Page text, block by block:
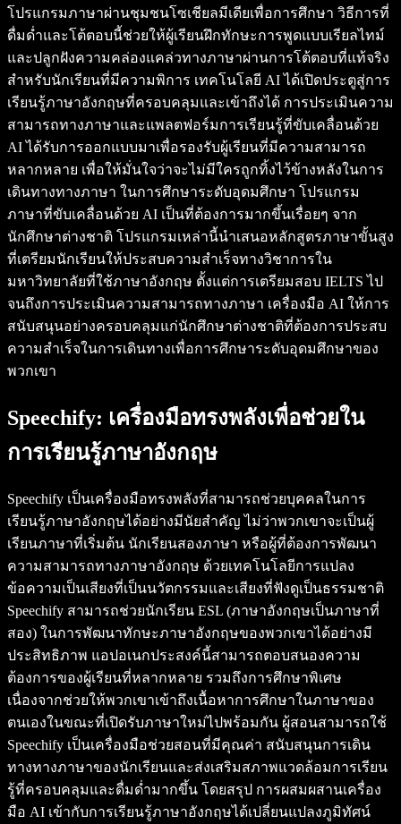
โปรแกรมภาษาผ่านชุมชนโซเชียลมีเดียเพื่อการศึกษา วิธีการที่
ดื่มด่ำและโต้ตอบนี้ช่วยให้ผู้เรียนฝึกทักษะการพูดแบบเรียลไทม์
และปลูกฝังความคล่องแคล่วทางภาษาผ่านการโต้ตอบที่แท้จริง
สำหรับนักเรียนที่มีความพิการ เทคโนโลยี AI ได้เปิดประตูสู่การ
เรียนรู้ภาษาอังกฤษที่ครอบคลุมและเข้าถึงได้ การประเมินความ
สามารถทางภาษาและแพลตฟอร์มการเรียนรู้ที่ขับเคลื่อนด้วย
AI ได้รับการออกแบบมาเพื่อรองรับผู้เรียนที่มีความสามารถ
หลากหลาย เพื่อให้มั่นใจว่าจะไม่มีใครถูกทิ้งไว้ข้างหลังในการ
เดินทางทางภาษา ในการศึกษาระดับอุดมศึกษา โปรแกรม
ภาษาที่ขับเคลื่อนด้วย AI เป็นที่ต้องการมากขึ้นเรื่อยๆ จาก
นักศึกษาต่างชาติ โปรแกรมเหล่านี้นำเสนอหลักสูตรภาษาขั้นสูง
ที่เตรียมนักเรียนให้ประสบความสำเร็จทางวิชาการใน
มหาวิทยาลัยที่ใช้ภาษาอังกฤษ ตั้งแต่การเตรียมสอบ IELTS ไป
จนถึงการประเมินความสามารถทางภาษา เครื่องมือ AI ให้การ
สนับสนุนอย่างครอบคลุมแก่นักศึกษาต่างชาติที่ต้องการประสบ
ความสำเร็จในการเดินทางเพื่อการศึกษาระดับอุดมศึกษาของ
พวกเขา
Speechify: เครื่องมือทรงพลังเพื่อช่วยใน
การเรียนรู้ภาษาอังกฤษ
Speechify เป็นเครื่องมือทรงพลังที่สามารถช่วยบุคคลในการ
เรียนรู้ภาษาอังกฤษได้อย่างมีนัยสำคัญ ไม่ว่าพวกเขาจะเป็นผู้
เรียนภาษาที่เริ่มต้น นักเรียนสองภาษา หรือผู้ที่ต้องการพัฒนา
ความสามารถทางภาษาอังกฤษ ด้วยเทคโนโลยีการแปลง
ข้อความเป็นเสียงที่เป็นนวัตกรรมและเสียงที่ฟังดูเป็นธรรมชาติ
Speechify สามารถช่วยนักเรียน ESL (ภาษาอังกฤษเป็นภาษาที่
สอง) ในการพัฒนาทักษะภาษาอังกฤษของพวกเขาได้อย่างมี
ประสิทธิภาพ แอปอเนกประสงค์นี้สามารถตอบสนองความ
ต้องการของผู้เรียนที่หลากหลาย รวมถึงการศึกษาพิเศษ
เนื่องจากช่วยให้พวกเขาเข้าถึงเนื้อหาการศึกษาในภาษาของ
ตนเองในขณะที่เปิดรับภาษาใหม่ไปพร้อมกัน ผู้สอนสามารถใช้
Speechify เป็นเครื่องมือช่วยสอนที่มีคุณค่า สนับสนุนการเดิน
ทางทางภาษาของนักเรียนและส่งเสริมสภาพแวดล้อมการเรียน
รู้ที่ครอบคลุมและดื่มด่ำมากขึ้น โดยสรุป การผสมผสานเครื่อง
มือ AI เข้ากับการเรียนรู้ภาษาอังกฤษได้เปลี่ยนแปลงภูมิทัศน์